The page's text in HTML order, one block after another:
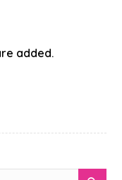
added.